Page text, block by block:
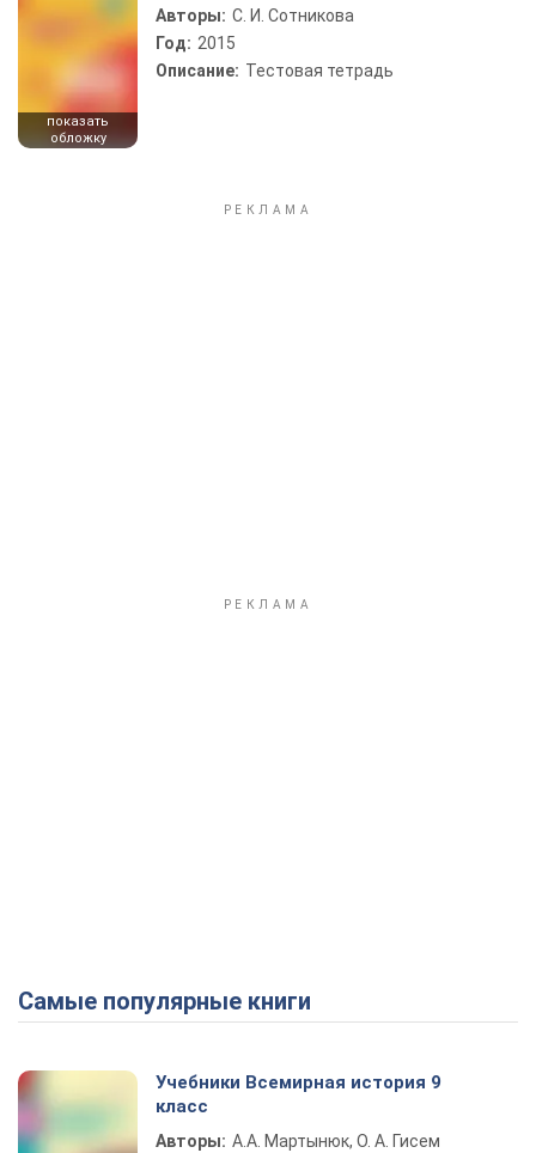
показать
обложку
Авторы: С. И. Сотникова
Год: 2015
Описание: Тестовая тетрадь
Самые популярные книги
Учебники Всемирная история 9
класс
Авторы: А.А. Мартынюк, О. А. Гисем